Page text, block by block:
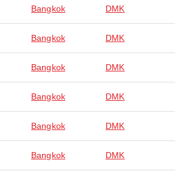
Bangkok DMK
Bangkok DMK
Bangkok DMK
Bangkok DMK
Bangkok DMK
Bangkok DMK